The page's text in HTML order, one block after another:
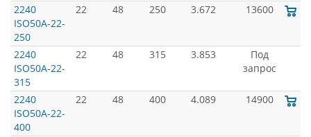
2240
ISO50A-22-
250
22 48 250 3.672 13600
2240
ISO50A-22-
315
22 48 315 3.853
Под
запрос
2240
ISO50A-22-
400
22 48 400 4.089 14900